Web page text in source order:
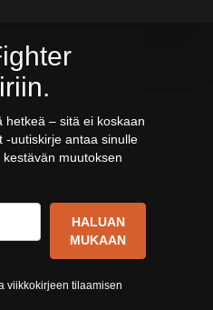
hetkeä – sitä ei koskaan
-uutiskirje antaa sinulle
muutoksen
HALUAN
MUKAAN
viikkokirjeen tilaamisen